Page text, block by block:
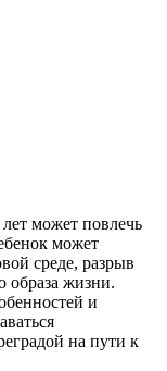
может повлечь
может
среде, разрыв
образа жизни.
и
на пути к